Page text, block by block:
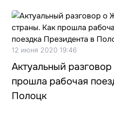
12 июня 2020 19:46
Актуальный
прошла рабочая
Полоцк